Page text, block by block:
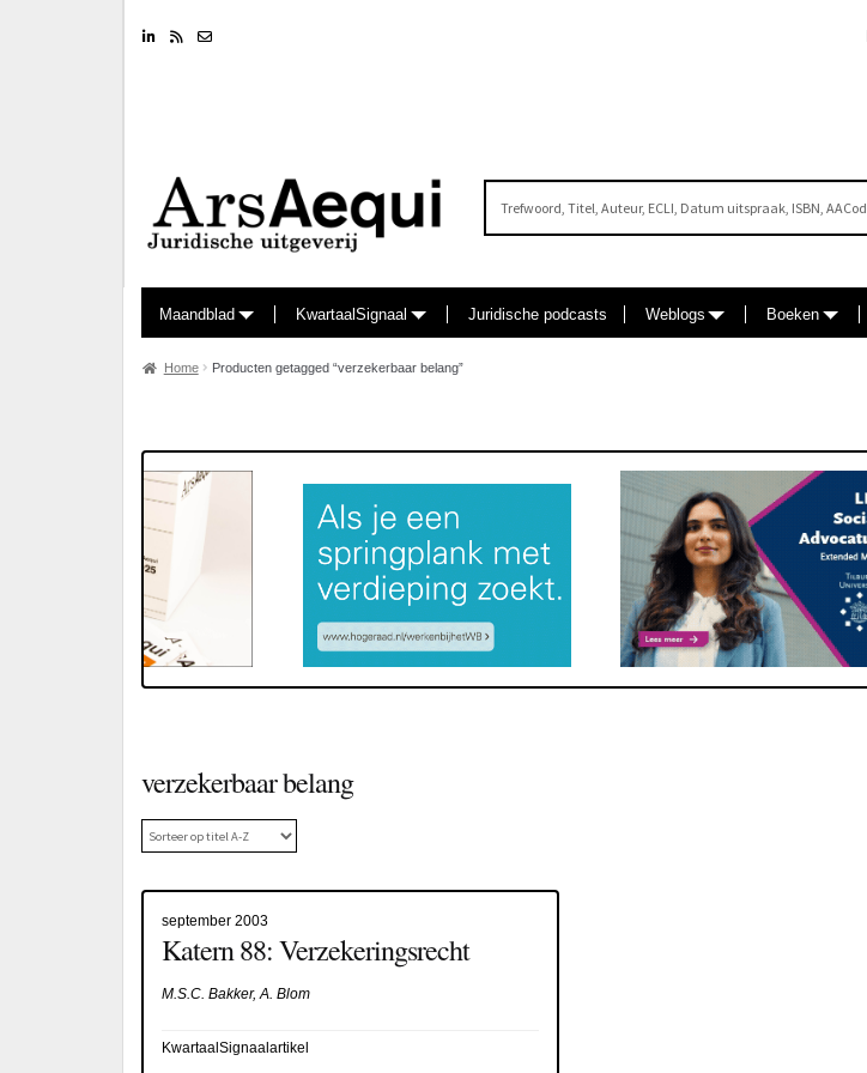
LinkedinRSS feed
Maandblad KwartaalSignaal Juridische podcasts Weblogs Boeken
Home Producten getagged “verzekerbaar belang”
verzekerbaar belang
september 2003
Katern 88: Verzekeringsrecht
M.S.C. Bakker, A. Blom
KwartaalSignaalartikel